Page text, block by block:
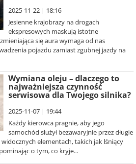
2025-11-22 | 18:16
Jesienne krajobrazy na drogach
ekspresowych maskują istotne
się aura wymaga od nas
pojazdu zamiast zgubnej jazdy na
Wymiana oleju – dlaczego to
najważniejsza czynność
serwisowa dla Twojego silnika?
2025-11-07 | 19:44
Każdy kierowca pragnie, aby jego
samochód służył bezawaryjnie przez długie
elementach, takich jak lśniący
o tym, co kryje...